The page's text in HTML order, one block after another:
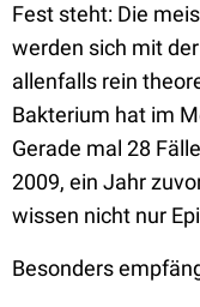
Fest steht: Die
werden sich mit
allenfalls rein
Bakterium hat im
Gerade mal 28
2009, ein Jahr
wissen nicht nur
Besonders